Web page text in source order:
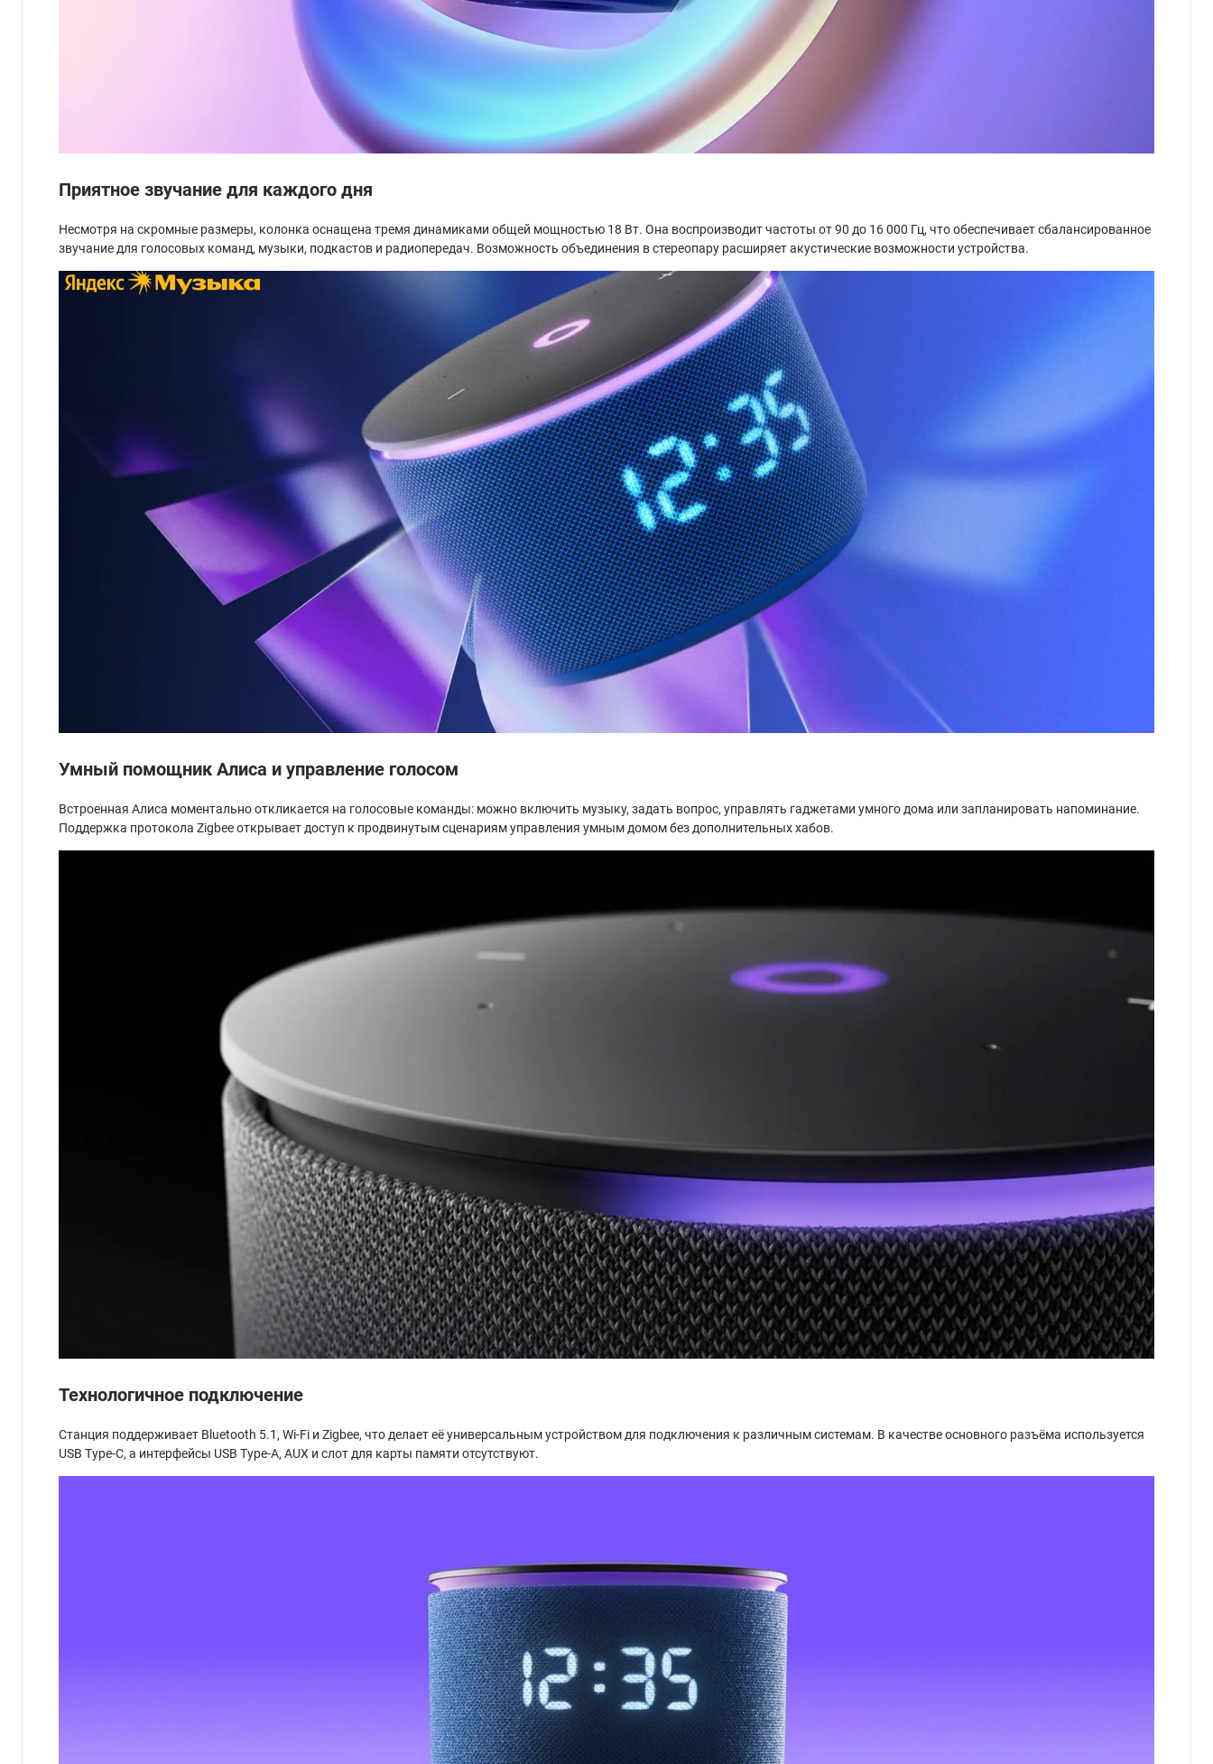
Приятное звучание для каждого дня
Несмотря на скромные размеры, колонка оснащена тремя динамиками общей мощностью 18 Вт. Она воспроизводит частоты от 90 до 16 000 Гц, что обеспечивает сбалансированное
звучание для голосовых команд, музыки, подкастов и радиопередач. Возможность объединения в стереопару расширяет акустические возможности устройства.
Умный помощник Алиса и управление голосом
Встроенная Алиса моментально откликается на голосовые команды: можно включить музыку, задать вопрос, управлять гаджетами умного дома или запланировать напоминание.
Поддержка протокола Zigbee открывает доступ к продвинутым сценариям управления умным домом без дополнительных хабов.
Технологичное подключение
Станция поддерживает Bluetooth 5.1, Wi-Fi и Zigbee, что делает её универсальным устройством для подключения к различным системам. В качестве основного разъёма используется
USB Type-C, а интерфейсы USB Type-A, AUX и слот для карты памяти отсутствуют.